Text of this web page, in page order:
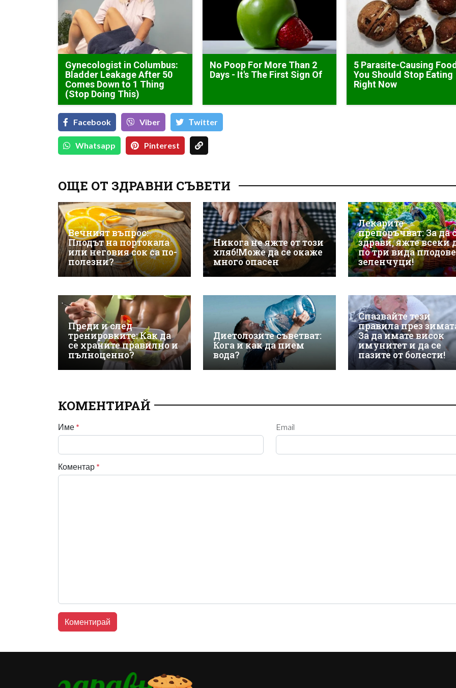
Gynecologist in Columbus:
Bladder Leakage After 50
Comes Down to 1 Thing
(Stop Doing This)
No Poop For More Than 2
Days - It's The First Sign Of
5 Parasite-Causing
You Should Stop Eating
Right Now
Facebook Viber Тwitter
Whatsapp Pinterest
ОЩЕ ОТ ЗДРАВНИ СЪВЕТИ
Вечният въпрос:
Плодът на портокала
или неговия сок са по-
полезни?
Никога не яжте от този
хляб!Може да се окаже
много опасен
Лекарите
препоръчват: За да
здрави, яжте всеки
по три вида
зеленчуци!
Преди и след
тренировките: Как да
се храните правилно и
пълноценно?
Диетолозите съветват:
Кога и как да пием
вода?
Спазвайте тези
правила през
За да имате висок
имунитет и да се
пазите от болести!
КОМЕНТИРАЙ
Име * Email
Коментар *